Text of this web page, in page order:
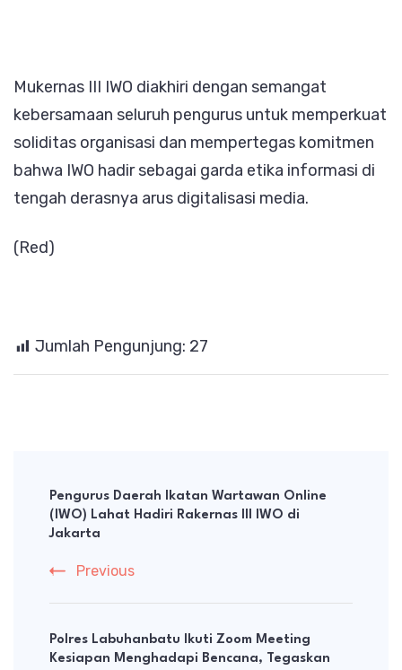
Mukernas III IWO diakhiri dengan semangat
kebersamaan seluruh pengurus untuk memperkuat
soliditas organisasi dan mempertegas komitmen
bahwa IWO hadir sebagai garda etika informasi di
tengah derasnya arus digitalisasi media.
(Red)
Jumlah Pengunjung: 27
Navigation
Pengurus Daerah Ikatan Wartawan Online
(IWO) Lahat Hadiri Rakernas lll IWO di
Jakarta
Previous
Polres Labuhanbatu Ikuti Zoom Meeting
Kesiapan Menghadapi Bencana, Tegaskan